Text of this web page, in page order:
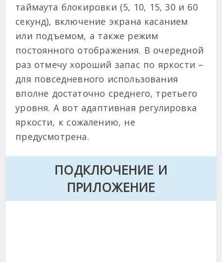
таймаута блокировки (5, 10, 15, 30 и 60
секунд), включение экрана касанием
или подъемом, а также режим
постоянного отображения. В очередной
раз отмечу хороший запас по яркости –
для повседневного использования
вполне достаточно среднего, третьего
уровня. А вот адаптивная регулировка
яркости, к сожалению, не
предусмотрена.
ПОДКЛЮЧЕНИЕ И
ПРИЛОЖЕНИЕ